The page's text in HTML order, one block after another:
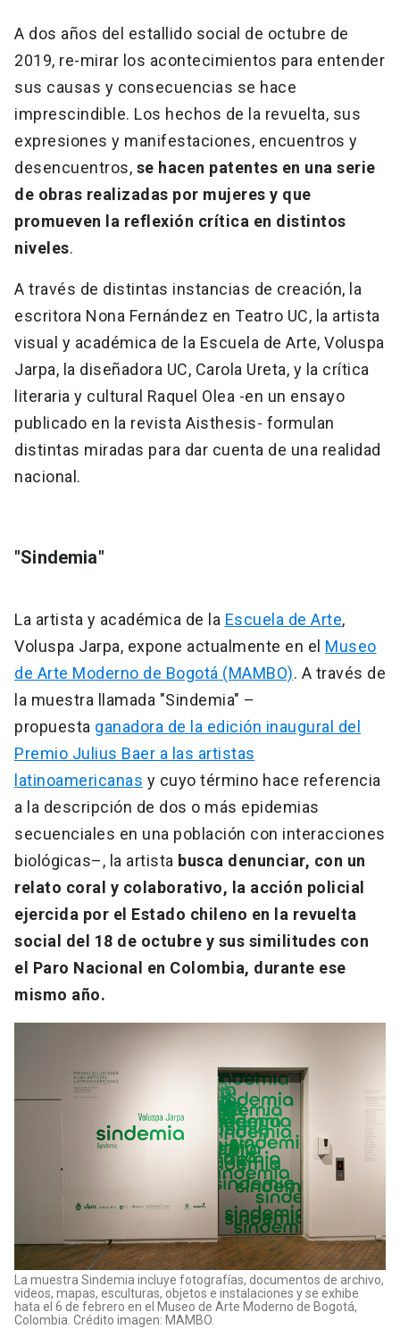
A dos años del estallido social de octubre de
2019, re-mirar los acontecimientos para entender
sus causas y consecuencias se hace
imprescindible. Los hechos de la revuelta, sus
expresiones y manifestaciones, encuentros y
desencuentros, se hacen patentes en una serie
de obras realizadas por mujeres y que
promueven la reflexión crítica en distintos
niveles.
A través de distintas instancias de creación, la
escritora Nona Fernández en Teatro UC, la artista
visual y académica de la Escuela de Arte, Voluspa
Jarpa, la diseñadora UC, Carola Ureta, y la crítica
literaria y cultural Raquel Olea -en un ensayo
publicado en la revista Aisthesis- formulan
distintas miradas para dar cuenta de una realidad
nacional.
"Sindemia"
La artista y académica de la Escuela de Arte,
Voluspa Jarpa, expone actualmente en el Museo
de Arte Moderno de Bogotá (MAMBO). A través de
la muestra llamada "Sindemia" –
propuesta ganadora de la edición inaugural del
Premio Julius Baer a las artistas
latinoamericanas y cuyo término hace referencia
a la descripción de dos o más epidemias
secuenciales en una población con interacciones
biológicas–, la artista busca denunciar, con un
relato coral y colaborativo, la acción policial
ejercida por el Estado chileno en la revuelta
social del 18 de octubre y sus similitudes con
el Paro Nacional en Colombia, durante ese
mismo año.
La muestra Sindemia incluye fotografías, documentos de archivo,
videos, mapas, esculturas, objetos e instalaciones y se exhibe
hata el 6 de febrero en el Museo de Arte Moderno de Bogotá,
Colombia. Crédito imagen: MAMBO.